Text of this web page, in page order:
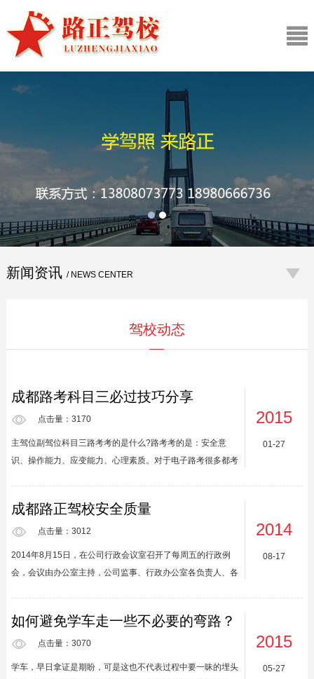
新闻资讯 / NEWS CENTER
驾校动态
成都路考科目三必过技巧分享
点击量：3170
主驾位副驾位科目三路考考的是什么?路考考的是：安全意
识、操作能力、应变能力、心理素质。对于电子路考很多都考
考试就是不带身份证(死得其所)2、上车前就是不绕车一圈，
进行安全确认，没有看到车停在坑里，起不了步(死不瞑目)。
系安全带(死...
2015
01-27
成都路正驾校安全质量
点击量：3012
2014年8月15日，在公司行政会议室召开了每周五的行政例
会，会议由办公室主持，公司监事、行政办公室各负责人、各
长，其他为小组成员，要有安全职责岗位要求，9月1日前将
各分校的部署情况和人员名单提交公司办公室备案。二、强调
2014
08-17
如何避免学车走一些不必要的弯路？
点击量：3070
学车，早日拿证是期盼，可是这也不代表过程中要一昧的埋头
2015
05-27